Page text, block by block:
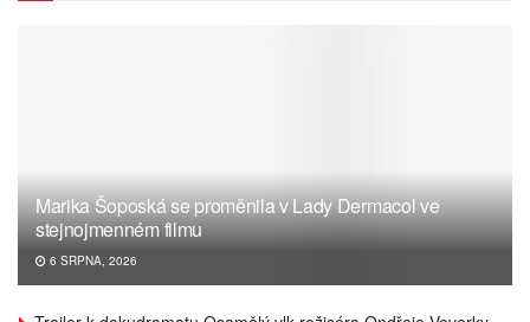
Marika Šoposká se proměnila v Lady Dermacol ve
stejnojmenném filmu
6 SRPNA, 2026